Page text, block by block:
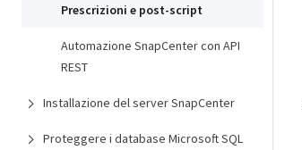
Prescrizioni e post-script
Automazione SnapCenter con API
REST
Installazione del server SnapCenter
Proteggere i database Microsoft SQL